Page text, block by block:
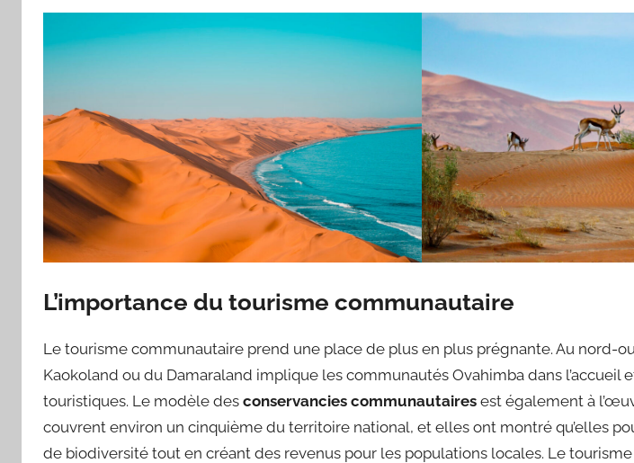
L’importance du tourisme communautaire
Le tourisme communautaire prend une place de plus en plus prégnante. Au nord-
Kaokoland ou du Damaraland implique les communautés Ovahimba dans l’accueil
touristiques. Le modèle des conservancies communautaires est également à
couvrent environ un cinquième du territoire national, et elles ont montré qu’elles
de biodiversité tout en créant des revenus pour les populations locales. Le